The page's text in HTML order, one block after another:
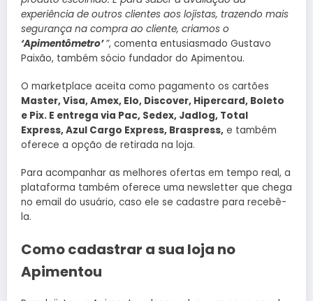
experiência de outros clientes aos lojistas, trazendo mais
segurança na compra ao cliente, criamos o
‘Apimentômetro’”, comenta entusiasmado Gustavo
Paixão, também sócio fundador do Apimentou.
O marketplace aceita como pagamento os cartões
Master, Visa, Amex, Elo, Discover, Hipercard, Boleto
e Pix. E entrega via Pac, Sedex, Jadlog, Total
Express, Azul Cargo Express, Braspress, e também
oferece a opção de retirada na loja.
Para acompanhar as melhores ofertas em tempo real, a
plataforma também oferece uma newsletter que chega
no email do usuário, caso ele se cadastre para recebê-
la.
Como cadastrar a sua loja no
Apimentou